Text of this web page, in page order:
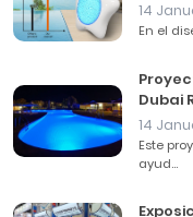
14
En el
Dubai
14
Este
ayud...